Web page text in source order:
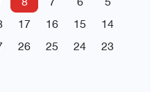
14
15
16
17
23
24
25
26